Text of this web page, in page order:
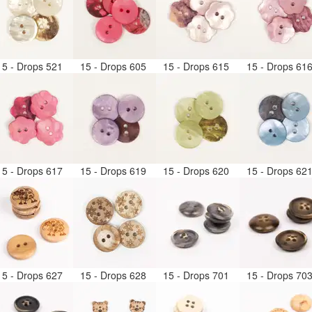
- Drops 521 15 - Drops 605 15 - Drops 615 15 - Drops
- Drops 617 15 - Drops 619 15 - Drops 620 15 - Drops
- Drops 627 15 - Drops 628 15 - Drops 701 15 - Drops